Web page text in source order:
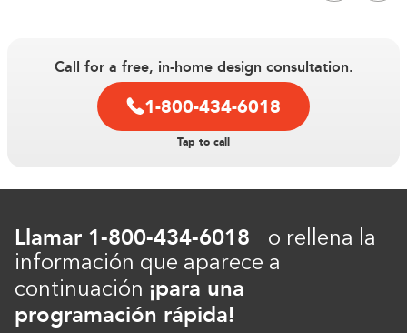
Double tap to zoom on the image. Move finger around to
inspect it. Double tap the image to reset the zoom and
position.
This is some text inside of a div block.
This is some text inside of a div block.
Call for a free, in-home design consultation.
1-800-434-6018
Tap to call
Llamar 1-800-434-6018 o rellena la
información que aparece a
continuación ¡para una
programación rápida!